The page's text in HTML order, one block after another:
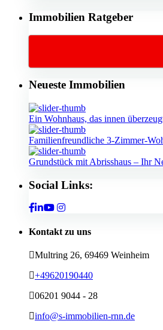
Immobilien Ratgeber
Neueste Immobilien
Ein Wohnhaus, das innen
Familienfreundliche 3-Zimmer-
Grundstück mit Abrisshaus – Ihr
Social Links:
Kontakt zu uns
Multring 26, 69469 Weinheim
+49620190440
06201 9044 - 28
info@s-immobilien-rnn.de